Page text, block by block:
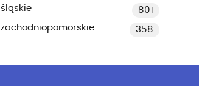
śląskie
801
zachodniopomorskie 358